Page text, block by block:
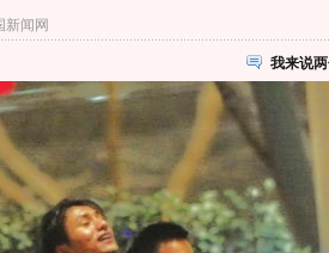
新闻网
我来说